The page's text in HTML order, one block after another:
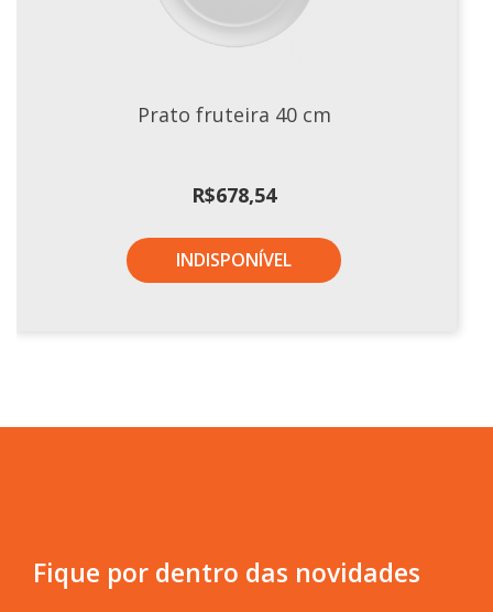
Prato fruteira 40 cm
R$678,54
INDISPONÍVEL
Fique por dentro das novidades